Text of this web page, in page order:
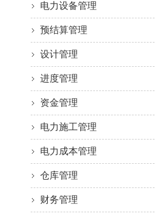
电力设备管理
预结算管理
设计管理
进度管理
资金管理
电力施工管理
电力成本管理
仓库管理
财务管理